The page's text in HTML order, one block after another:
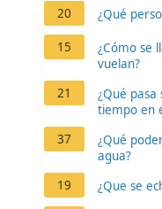
20 ¿Qué
15
¿Cómo se
vuelan?
21
¿Qué
tiempo en
37
¿Qué
agua?
19
¿Que se